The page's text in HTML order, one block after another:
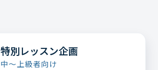
特別レッスン企画
中～上級者向け